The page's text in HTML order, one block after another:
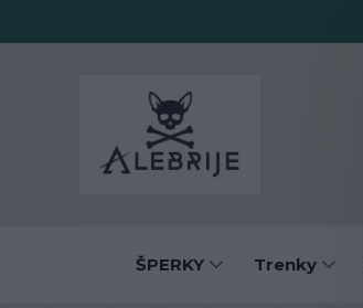
ŠPERKY Trenky